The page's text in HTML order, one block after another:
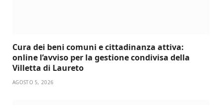
Cura dei beni comuni e cittadinanza attiva:
online l’avviso per la gestione condivisa della
Villetta di Laureto
AGOSTO 5, 2026